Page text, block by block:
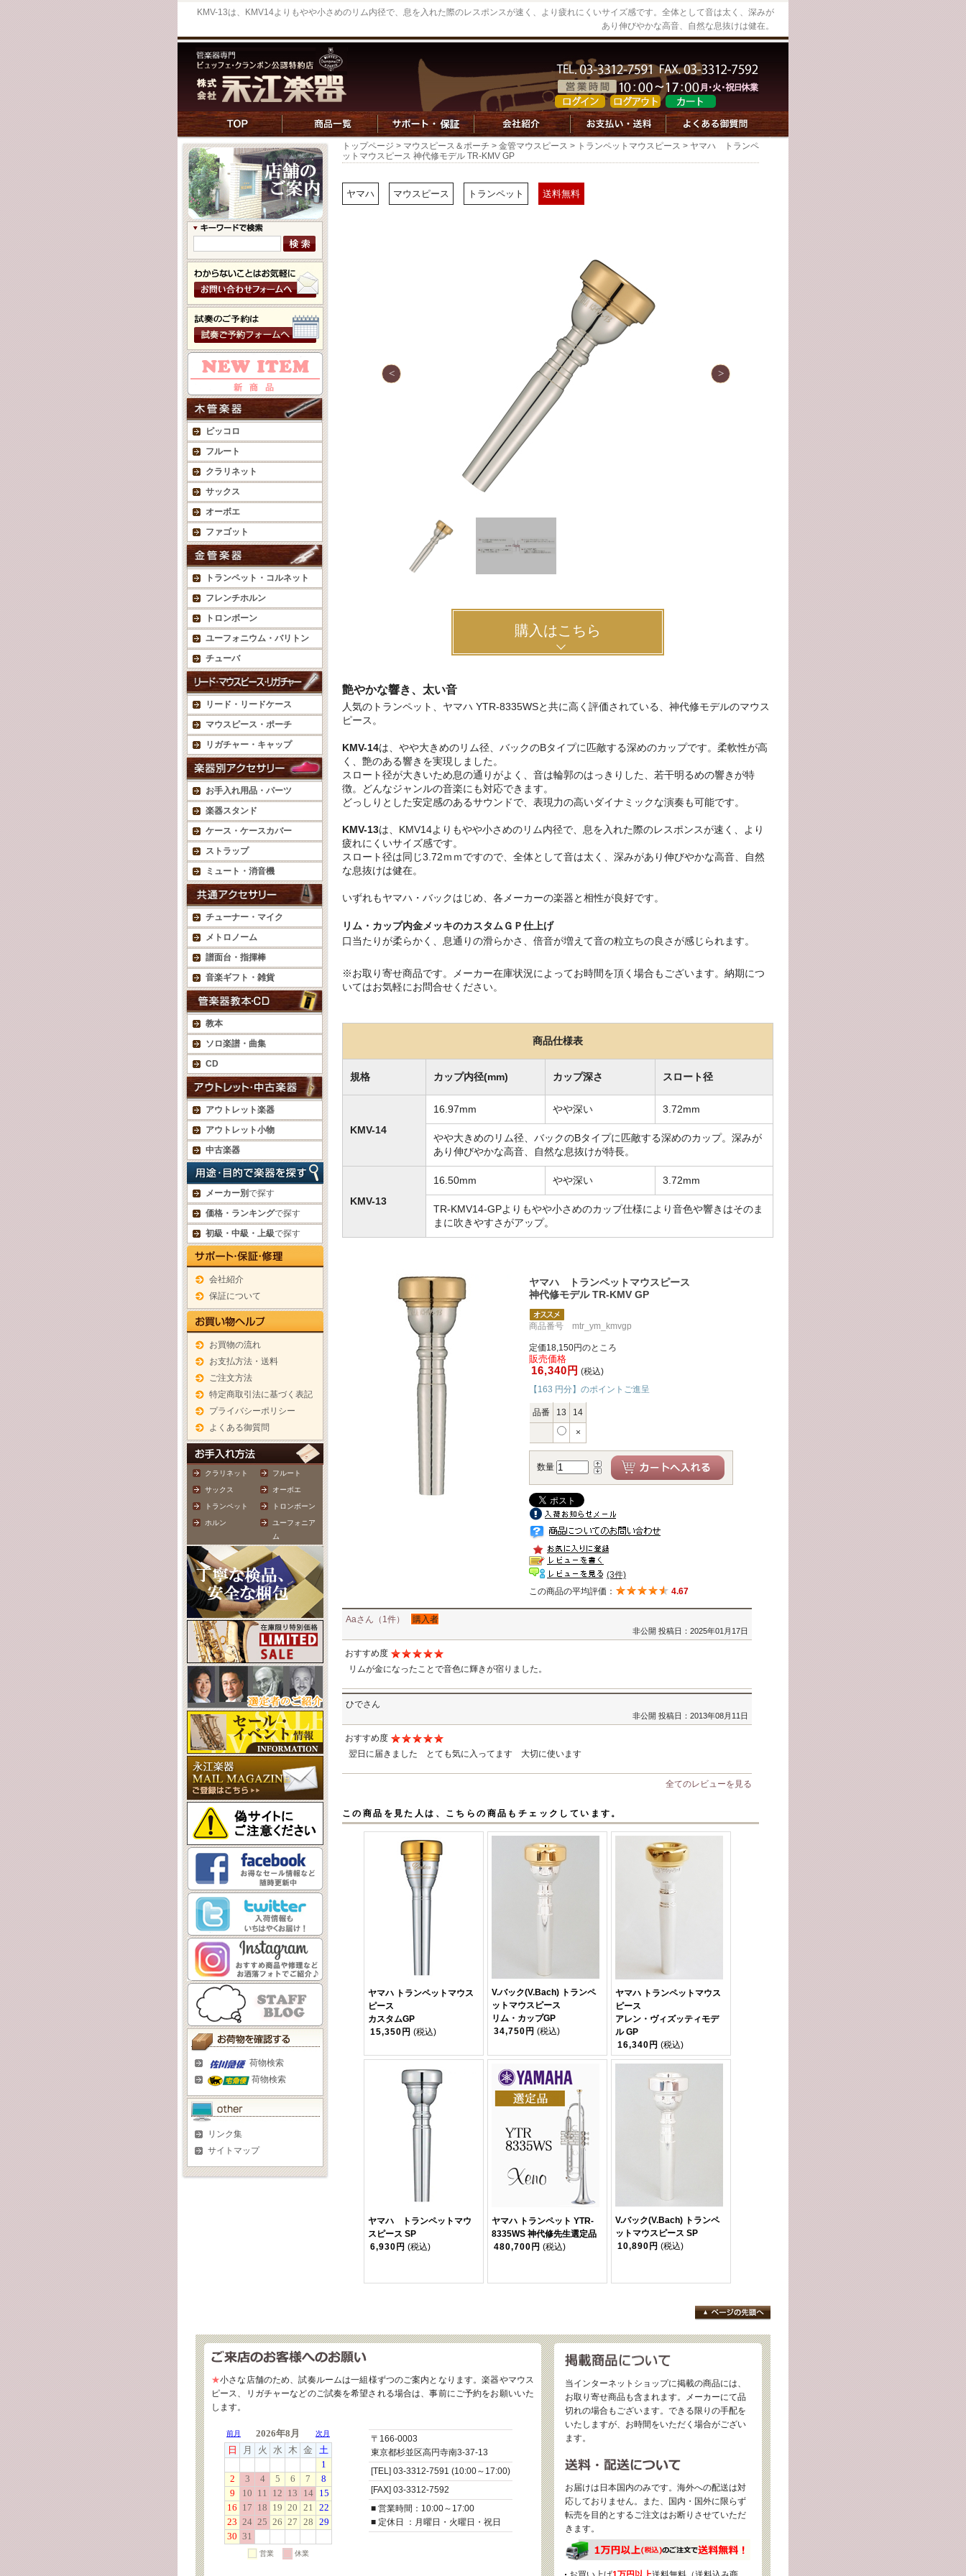
KMV-13は、KMV14よりもやや小さめのリム内径で、息を入れた際のレスポンスが速く、より疲れにくいサイズ感です。全体として音は太く、深みが
あり伸びやかな高音、自然な息抜けは健在。
ピッコロ
フルート
クラリネット
サックス
オーボエ
ファゴット
トランペット・コルネット
フレンチホルン
トロンボーン
ユーフォニウム・バリトン
チューバ
リード・リードケース
マウスピース・ポーチ
リガチャー・キャップ
お手入れ用品・パーツ
楽器スタンド
ケース・ケースカバー
ストラップ
ミュート・消音機
チューナー・マイク
メトロノーム
譜面台・指揮棒
音楽ギフト・雑貨
教本
ソロ楽譜・曲集
CD
アウトレット楽器
アウトレット小物
中古楽器
メーカー別で探す
価格・ランキングで探す
初級・中級・上級で探す
会社紹介
保証について
お買物の流れ
お支払方法・送料
ご注文方法
特定商取引法に基づく表記
プライバシーポリシー
よくある御質問
クラリネット フルート
サックス オーボエ
トランペット トロンボーン
ホルン
ユーフォニア
ム
荷物検索
荷物検索
リンク集
サイトマップ
トップページ > マウスピース＆ポーチ > 金管マウスピース > トランペットマウスピース > ヤマハ トランペ
ットマウスピース 神代修モデル TR-KMV GP
ヤマハ マウスピース トランペット 送料無料
購入はこちら
艶やかな響き、太い音
人気のトランペット、ヤマハ YTR-8335WSと共に高く評価されている、神代修モデルのマウス
ピース。
KMV-14は、やや大きめのリム径、バックのBタイプに匹敵する深めのカップです。柔軟性が高
く、艶のある響きを実現しました。
スロート径が大きいため息の通りがよく、音は輪郭のはっきりした、若干明るめの響きが特
徴。どんなジャンルの音楽にも対応できます。
どっしりとした安定感のあるサウンドで、表現力の高いダイナミックな演奏も可能です。
KMV-13は、KMV14よりもやや小さめのリム内径で、息を入れた際のレスポンスが速く、より
疲れにくいサイズ感です。
スロート径は同じ3.72ｍｍですので、全体として音は太く、深みがあり伸びやかな高音、自然
な息抜けは健在。
いずれもヤマハ・バックはじめ、各メーカーの楽器と相性が良好です。
リム・カップ内金メッキのカスタムＧＰ仕上げ
口当たりが柔らかく、息通りの滑らかさ、倍音が増えて音の粒立ちの良さが感じられます。
※お取り寄せ商品です。メーカー在庫状況によってお時間を頂く場合もございます。納期につ
いてはお気軽にお問合せください。
商品仕様表
規格 カップ内径(mm) カップ深さ スロート径
KMV-14
16.97mm やや深い 3.72mm
やや大きめのリム径、バックのBタイプに匹敵する深めのカップ。深みが
あり伸びやかな高音、自然な息抜けが特長。
KMV-13
16.50mm やや深い 3.72mm
TR-KMV14-GPよりもやや小さめのカップ仕様により音色や響きはそのま
まに吹きやすさがアップ。
ヤマハ トランペットマウスピース
神代修モデル TR-KMV GP
商品番号 mtr_ym_kmvgp
定価18,150円のところ
販売価格
16,340円 (税込)
【163 円分】のポイントご進呈
品番 13
14
×
数量
(3件)
この商品の平均評価：
4.67
Aaさん（1件） 購入者
非公開 投稿日：2025年01月17日
おすすめ度
リムが金になったことで音色に輝きが宿りました。
ひでさん
非公開 投稿日：2013年08月11日
おすすめ度
翌日に届きました とても気に入ってます 大切に使います
全てのレビューを見る
この商品を見た人は、こちらの商品もチェックしています。
ヤマハ トランペットマウス
ピース
カスタムGP
15,350円 (税込)
V.バック(V.Bach) トランペ
ットマウスピース
リム・カップGP
34,750円 (税込)
ヤマハ トランペットマウス
ピース
アレン・ヴィズッティモデ
ル GP
16,340円 (税込)
ヤマハ トランペットマウ
スピース SP
6,930円 (税込)
ヤマハ トランペット YTR-
8335WS 神代修先生選定品
480,700円 (税込)
V.バック(V.Bach) トランペ
ットマウスピース SP
10,890円 (税込)
★小さな店舗のため、試奏ルームは一組様ずつのご案内となります。楽器やマウス
ピース、リガチャーなどのご試奏を希望される場合は、事前にご予約をお願いいた
します。
〒166-0003
東京都杉並区高円寺南3-37-13
[TEL] 03-3312-7591 (10:00～17:00)
[FAX] 03-3312-7592
■ 営業時間：10:00～17:00
■ 定休日 ：月曜日・火曜日・祝日
当インターネットショップに掲載の商品には、
お取り寄せ商品も含まれます。メーカーにて品
切れの場合もございます。できる限りの手配を
いたしますが、お時間をいただく場合がござい
ます。
お届けは日本国内のみです。海外への配送は対
応しておりません。また、国内・国外に限らず
転売を目的とするご注文はお断りさせていただ
きます。